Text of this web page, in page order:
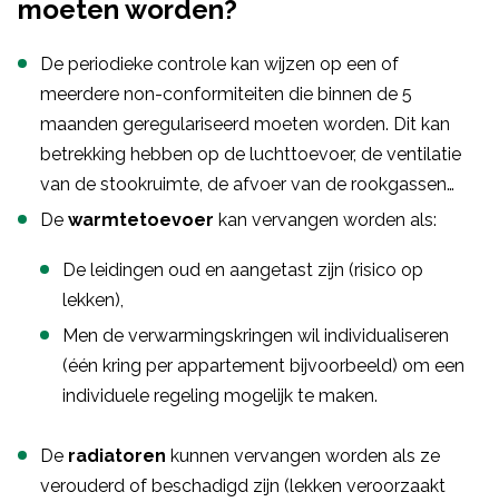
moeten worden?
De periodieke controle kan wijzen op een of
meerdere non-conformiteiten die binnen de 5
maanden geregulariseerd moeten worden. Dit kan
betrekking hebben op de luchttoevoer, de ventilatie
van de stookruimte, de afvoer van de rookgassen…
De warmtetoevoer kan vervangen worden als:
De leidingen oud en aangetast zijn (risico op
lekken),
Men de verwarmingskringen wil individualiseren
(één kring per appartement bijvoorbeeld) om een
individuele regeling mogelijk te maken.
De radiatoren kunnen vervangen worden als ze
verouderd of beschadigd zijn (lekken veroorzaakt